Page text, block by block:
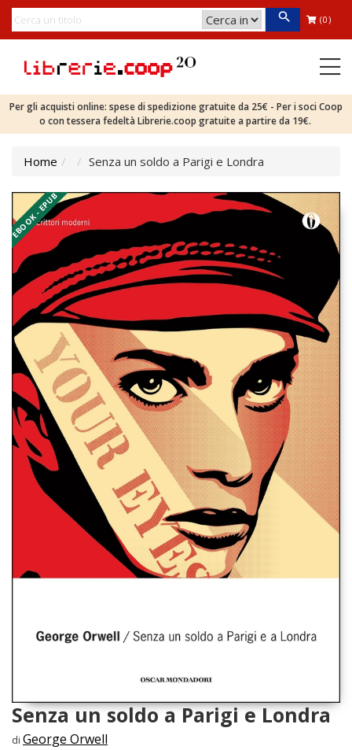
(0)
Per gli acquisti online: spese di spedizione gratuite da 25€ - Per i soci Coop
o con tessera fedeltà Librerie.coop gratuite a partire da 19€.
Home Senza un soldo a Parigi e Londra
EBOOK - EPUB
Senza un soldo a Parigi e Londra
di George Orwell